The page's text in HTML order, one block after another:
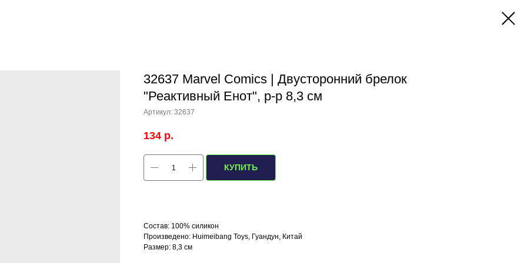
32637 Marvel Comics | Двусторонний брелок
"Реактивный Енот", р-р 8,3 см
Артикул: 32637
134 р.
КУПИТЬ
Состав: 100% силикон
Произведено: Huimeibang Toys, Гуандун, Китай
Размер: 8,3 см